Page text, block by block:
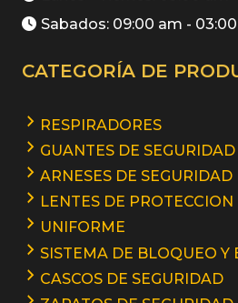
Sabados: 09:00 am -
CATEGORÍA DE
RESPIRADORES
GUANTES DE SEGURIDAD
ARNESES DE SEGURIDAD
LENTES DE PROTECCION
UNIFORME
SISTEMA DE BLOQUEO Y
CASCOS DE SEGURIDAD